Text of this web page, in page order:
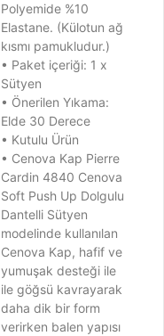
Polyemide %10
Elastane. (Külotun ağ
kısmı pamukludur.)
• Paket içeriği: 1 x
Sütyen
• Önerilen Yıkama:
Elde 30 Derece
• Kutulu Ürün
• Cenova Kap Pierre
Cardin 4840 Cenova
Soft Push Up Dolgulu
Dantelli Sütyen
modelinde kullanılan
Cenova Kap, hafif ve
yumuşak desteği ile
ile göğsü kavrayarak
daha dik bir form
verirken balen yapısı